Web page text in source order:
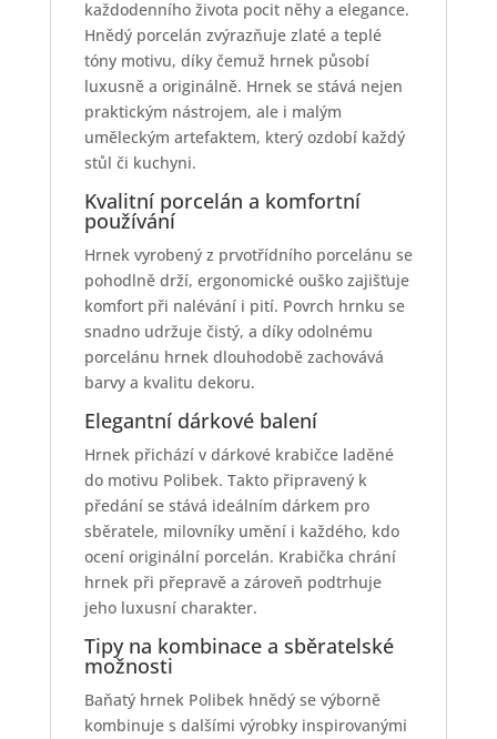
každodenního života pocit něhy a elegance.
Hnědý porcelán zvýrazňuje zlaté a teplé
tóny motivu, díky čemuž hrnek působí
luxusně a originálně. Hrnek se stává nejen
praktickým nástrojem, ale i malým
uměleckým artefaktem, který ozdobí každý
stůl či kuchyni.
Kvalitní porcelán a komfortní
používání
Hrnek vyrobený z prvotřídního porcelánu se
pohodlně drží, ergonomické ouško zajišťuje
komfort při nalévání i pití. Povrch hrnku se
snadno udržuje čistý, a díky odolnému
porcelánu hrnek dlouhodobě zachovává
barvy a kvalitu dekoru.
Elegantní dárkové balení
Hrnek přichází v dárkové krabičce laděné
do motivu Polibek. Takto připravený k
předání se stává ideálním dárkem pro
sběratele, milovníky umění i každého, kdo
ocení originální porcelán. Krabička chrání
hrnek při přepravě a zároveň podtrhuje
jeho luxusní charakter.
Tipy na kombinace a sběratelské
možnosti
Baňatý hrnek Polibek hnědý se výborně
kombinuje s dalšími výrobky inspirovanými